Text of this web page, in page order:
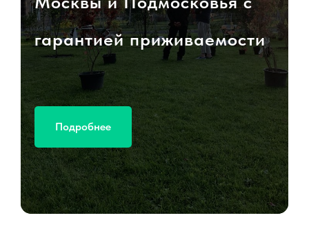
гарантией приживаемости
Подробнее